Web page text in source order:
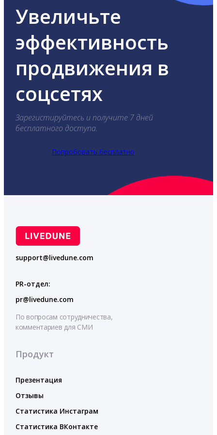
Увеличьте
эффективность
продвижения в
соцсетях
Зарегистируйтесь и получите 7 дней
бесплатного доступа.
Попробовать бесплатно
support@livedune.com
PR-отдел:
pr@livedune.com
По вопросам сотрудничества,
комментариев для СМИ
Продукт
Презентация
Отзывы
Статистика Инстаграм
Статистика ВКонтакте